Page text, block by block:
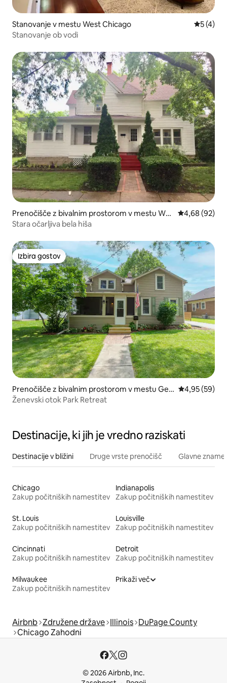
Stanovanje v mestu West Chicago
5 (4)
Stanovanje ob vodi
Prenočišče z bivalnim prostorom v mestu Wes
t Chicago
Povprečna
4,68 (92)
Stara očarljiva bela hiša
Izbira gostov
Izbira gostov
Prenočišče z bivalnim prostorom v mestu Gen
eva
Povprečna
4,95 (59)
Ženevski otok Park Retreat
Destinacije, ki jih je vredno raziskati
Destinacije v bližini Druge vrste prenočišč Glavne
Chicago
Zakup počitniških namestitev
Indianapolis
Zakup počitniških namestitev
St. Louis
Zakup počitniških namestitev
Louisville
Zakup počitniških namestitev
Cincinnati
Zakup počitniških namestitev
Detroit
Zakup počitniških namestitev
Milwaukee
Zakup počitniških namestitev
Prikaži več
Airbnb Združene države Illinois DuPage County
Chicago Zahodni
© 2026 Airbnb, Inc.